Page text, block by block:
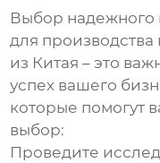
Выбор надежного
для производства
из Китая – это
успех вашего
которые помогут
выбор:
Проведите